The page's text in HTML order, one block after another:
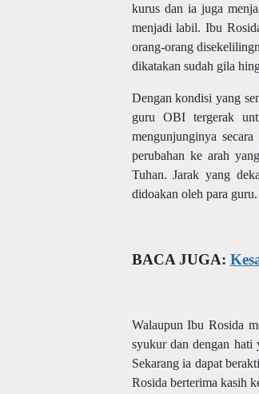
kurus dan ia juga
menjadi labil. Ibu
orang-orang
dikatakan sudah gila
Dengan kondisi yang
guru OBI tergerak
mengunjunginya
perubahan ke arah
Tuhan. Jarak yang
didoakan oleh para guru.
BACA JUGA:
Walaupun Ibu Rosida
syukur dan dengan hati
Sekarang ia dapat
Rosida berterima kasih